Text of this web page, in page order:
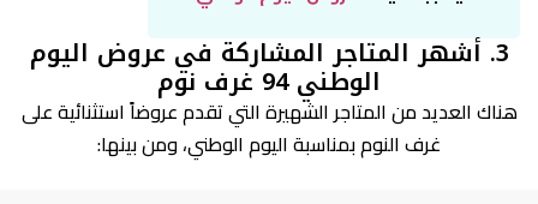
3. أشهر المتاجر المشاركة في عروض اليوم
الوطني 94 غرف نوم
هناك العديد من المتاجر الشهيرة التي تقدم عروضاً استثنائية على
غرف النوم بمناسبة اليوم الوطني، ومن بينها: